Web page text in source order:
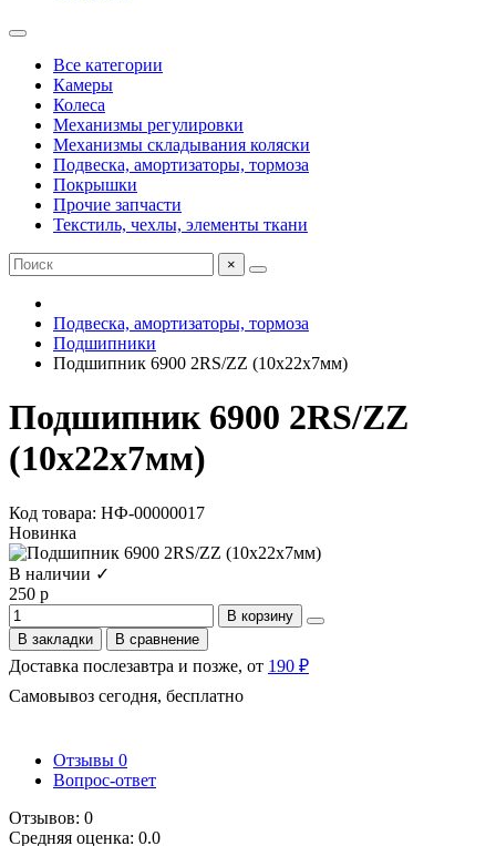
Все категории
Камеры
Колеса
Механизмы регулировки
Механизмы складывания коляски
Подвеска, амортизаторы, тормоза
Покрышки
Прочие запчасти
Текстиль, чехлы, элементы ткани
×
Подвеска, амортизаторы, тормоза
Подшипники
Подшипник 6900 2RS/ZZ (10х22x7мм)
Подшипник 6900 2RS/ZZ
(10х22x7мм)
Код товара: НФ-00000017
Новинка
В наличии ✓
250 р
В корзину
В закладки
В сравнение
Доставка послезавтра и позже, от 190 ₽
Самовывоз сегодня, бесплатно
Отзывы 0
Вопрос-ответ
Отзывов: 0
Средняя оценка: 0.0